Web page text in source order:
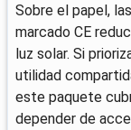
Sobre el papel,
marcado CE
luz solar. Si
utilidad
este paquete
depender de